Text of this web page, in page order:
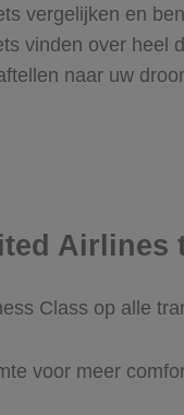
vergelijken en
vinden over
naar uw
Airlines
Class op alle
voor meer